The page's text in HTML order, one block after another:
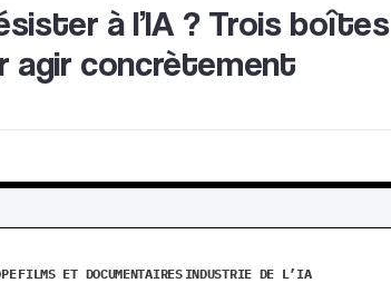
à l’IA ? Trois boîtes
agir concrètement
FILMS ET DOCUMENTAIRES INDUSTRIE DE L’IA